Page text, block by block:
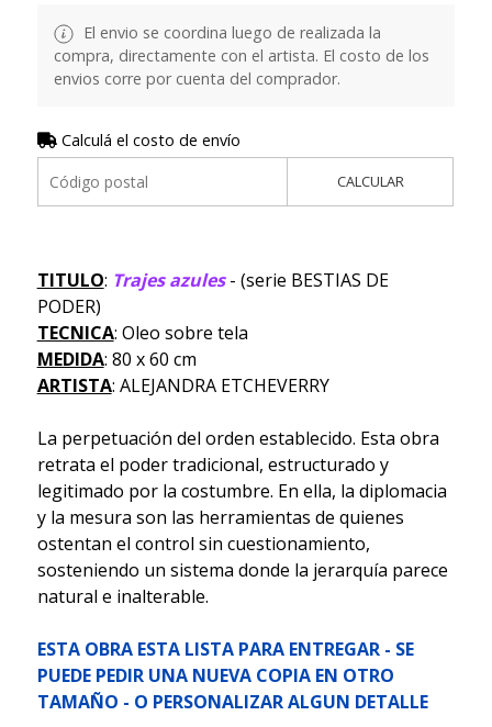
El envio se coordina luego de realizada la
compra, directamente con el artista. El costo de los
envios corre por cuenta del comprador.
Calculá el costo de envío
CALCULAR
TITULO: Trajes azules- (serie BESTIAS DE
PODER)
TECNICA: Oleo sobre tela
MEDIDA: 80 x 60 cm
ARTISTA: ALEJANDRA ETCHEVERRY
La perpetuación del orden establecido. Esta obra
retrata el poder tradicional, estructurado y
legitimado por la costumbre. En ella, la diplomacia
y la mesura son las herramientas de quienes
ostentan el control sin cuestionamiento,
sosteniendo un sistema donde la jerarquía parece
natural e inalterable.
ESTA OBRA ESTA LISTA PARA ENTREGAR - SE
PUEDE PEDIR UNA NUEVA COPIA EN OTRO
TAMAÑO - O PERSONALIZAR ALGUN DETALLE